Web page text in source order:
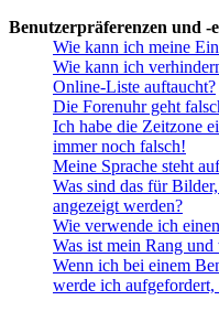
Benutzerpräferenzen und -
Wie kann ich meine
Wie kann ich
Online-Liste auftaucht?
Die Forenuhr geht
Ich habe die Zeitzone
immer noch falsch!
Meine Sprache steht
Was sind das für
angezeigt werden?
Wie verwende ich
Was ist mein Rang
Wenn ich bei einem
werde ich aufgefordert,